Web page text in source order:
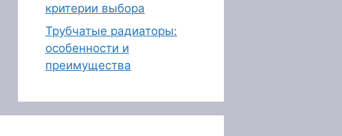
критерии выбора
Трубчатые радиаторы:
особенности и
преимущества